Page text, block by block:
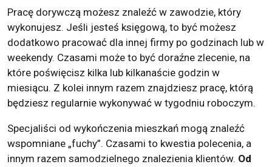
Pracę dorywczą możesz znaleźć w zawodzie, który
wykonujesz. Jeśli jesteś księgową, to być możesz
dodatkowo pracować dla innej firmy po godzinach lub w
weekendy. Czasami może to być doraźne zlecenie, na
które poświęcisz kilka lub kilkanaście godzin w
miesiącu. Z kolei innym razem znajdziesz pracę, którą
będziesz regularnie wykonywać w tygodniu roboczym.
Specjaliści od wykończenia mieszkań mogą znaleźć
wspomniane „fuchy”. Czasami to kwestia polecenia, a
innym razem samodzielnego znalezienia klientów. Od